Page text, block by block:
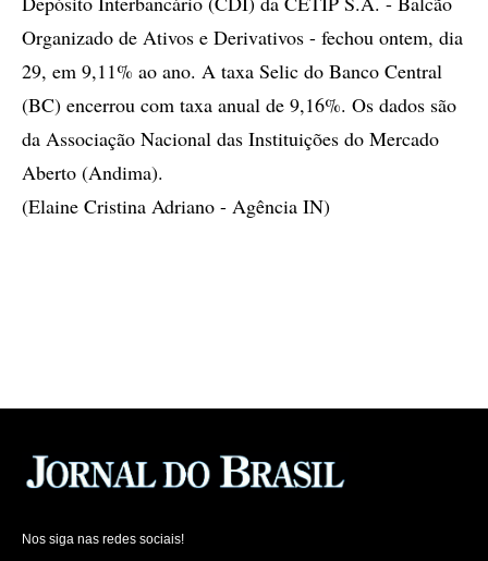
Organizado de Ativos e Derivativos - fechou ontem, dia
29, em 9,11% ao ano. A taxa Selic do Banco Central
(BC) encerrou com taxa anual de 9,16%. Os dados são
da Associação Nacional das Instituições do Mercado
Aberto (Andima).
(Elaine Cristina Adriano - Agência IN)
Nos siga nas redes sociais!